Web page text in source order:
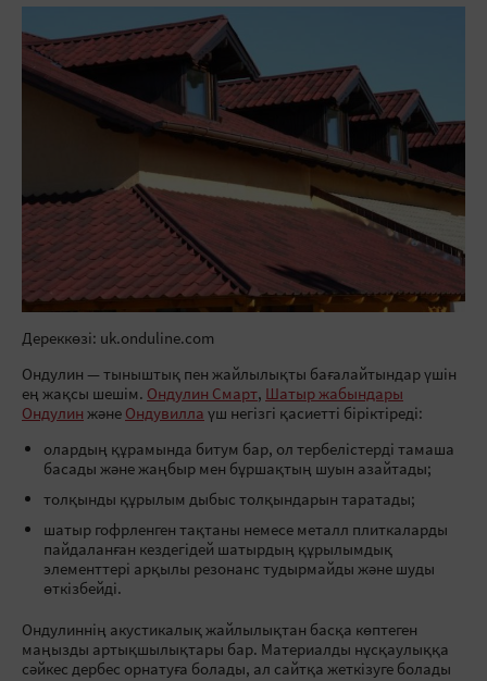
Дереккөзі: uk.onduline.com
Ондулин — тыныштық пен жайлылықты бағалайтындар үшін
ең жақсы шешім. Ондулин Смарт, Шатыр жабындары
Ондулин және Ондувилла үш негізгі қасиетті біріктіреді:
олардың құрамында битум бар, ол тербелістерді тамаша
басады және жаңбыр мен бұршақтың шуын азайтады;
толқынды құрылым дыбыс толқындарын таратады;
шатыр гофрленген тақтаны немесе металл плиткаларды
пайдаланған кездегідей шатырдың құрылымдық
элементтері арқылы резонанс тудырмайды және шуды
өткізбейді.
Ондулиннің акустикалық жайлылықтан басқа көптеген
маңызды артықшылықтары бар. Материалды нұсқаулыққа
сәйкес дербес орнатуға болады, ал сайтқа жеткізуге болады